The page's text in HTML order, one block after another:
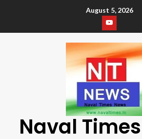
August 5, 2026
Naval